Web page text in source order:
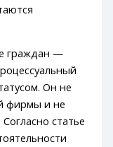
граждан —
Он не
фирмы и не
статье